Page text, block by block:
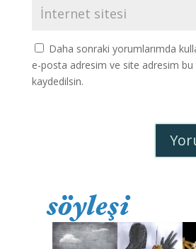
Daha sonraki yorumlarımda
e-posta adresim ve site adresim bu
kaydedilsin.